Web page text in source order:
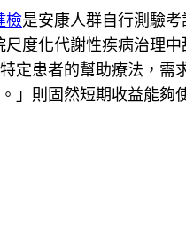
檢是安康人群自行測驗
度化代謝性疾病治理中
定患者的幫助療法，
」則固然短期收益能夠